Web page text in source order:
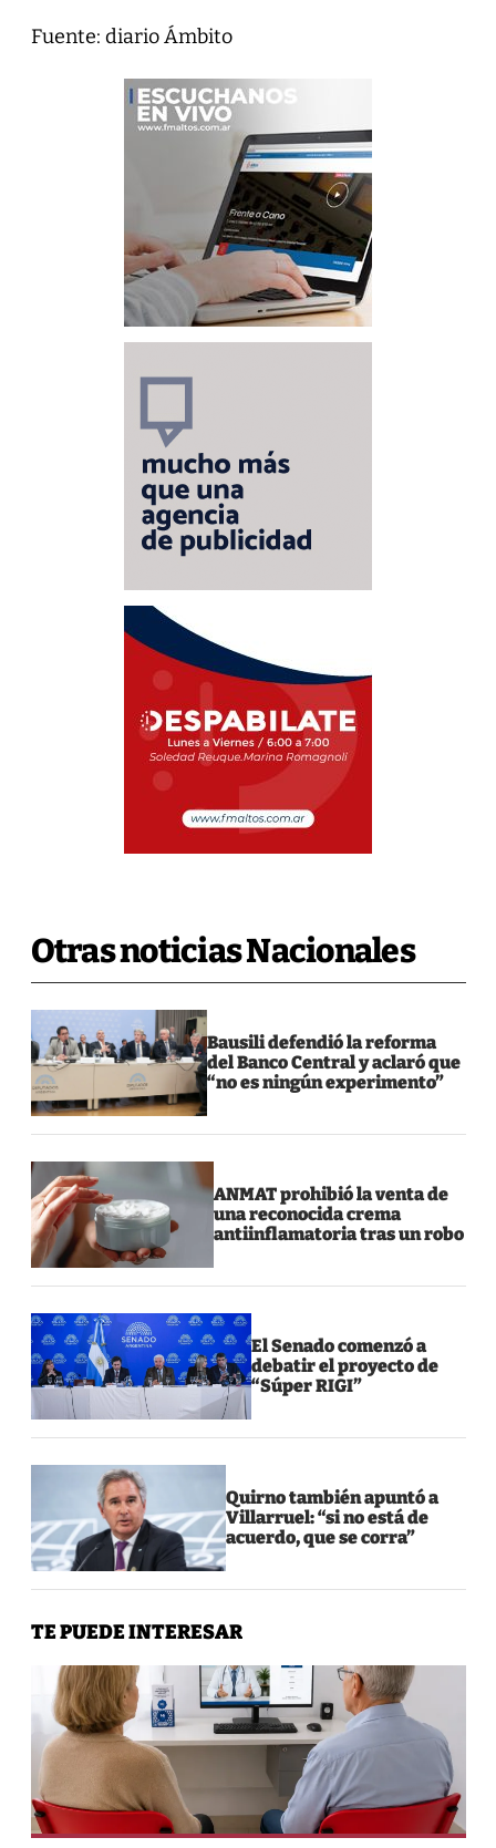
Fuente: diario Ámbito
Otras noticias Nacionales
Bausili defendió la reforma
del Banco Central y aclaró que
“no es ningún experimento”
ANMAT prohibió la venta de
una reconocida crema
antiinflamatoria tras un robo
El Senado comenzó a
debatir el proyecto de
“Súper RIGI”
Quirno también apuntó a
Villarruel: “si no está de
acuerdo, que se corra”
TE PUEDE INTERESAR